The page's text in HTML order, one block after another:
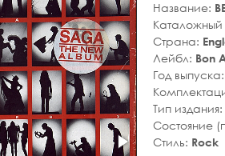
Название:
Страна:
Лейбл: Bon
Год выпуска:
Тип издания:
Состояние
Стиль: Rock